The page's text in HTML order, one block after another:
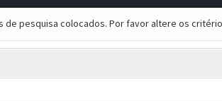
pesquisa colocados. Por favor altere os